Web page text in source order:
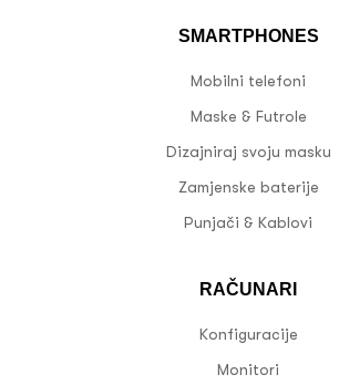
SMARTPHONES
Mobilni telefoni
Maske & Futrole
Dizajniraj svoju masku
Zamjenske baterije
Punjači & Kablovi
RAČUNARI
Konfiguracije
Monitori